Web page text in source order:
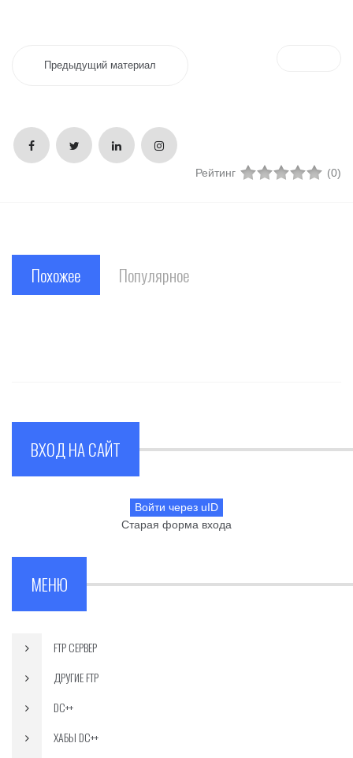
Предыдущий материал
Рейтинг (0)
Похожее Популярное
ВХОД НА САЙТ
Войти через uID
Старая форма входа
МЕНЮ
FTP СЕРВЕР
ДРУГИЕ FTP
DC++
ХАБЫ DC++